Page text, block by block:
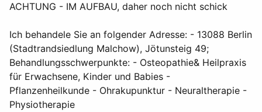
ACHTUNG - IM AUFBAU, daher noch nicht schick
Ich behandele Sie an folgender Adresse: - 13088 Berlin
(Stadtrandsiedlung Malchow), Jötunsteig 49;
Behandlungsschwerpunkte: - Osteopathie& Heilpraxis
für Erwachsene, Kinder und Babies -
Pflanzenheilkunde - Ohrakupunktur - Neuraltherapie -
Physiotherapie